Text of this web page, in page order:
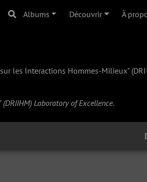
Albums Découvrir À
les Interactions Hommes-Milieux" (
(DRIIHM) Laboratory of Excellence.